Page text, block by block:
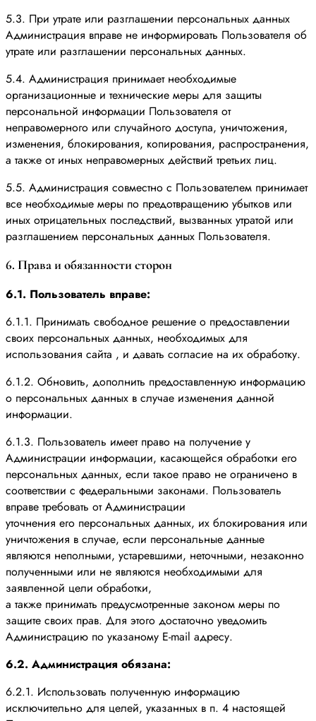
5.3. При утрате или разглашении персональных данных
Администрация вправе не информировать Пользователя об
утрате или разглашении персональных данных.
5.4. Администрация принимает необходимые
организационные и технические меры для защиты
персональной информации Пользователя от
неправомерного или случайного доступа, уничтожения,
изменения, блокирования, копирования, распространения,
а также от иных неправомерных действий третьих лиц.
5.5. Администрация совместно с Пользователем принимает
все необходимые меры по предотвращению убытков или
иных отрицательных последствий, вызванных утратой или
разглашением персональных данных Пользователя.
6. Права и обязанности сторон
6.1. Пользователь вправе:
6.1.1. Принимать свободное решение о предоставлении
своих персональных данных, необходимых для
использования сайта , и давать согласие на их обработку.
6.1.2. Обновить, дополнить предоставленную информацию
о персональных данных в случае изменения данной
информации.
6.1.3. Пользователь имеет право на получение у
Администрации информации, касающейся обработки его
персональных данных, если такое право не ограничено в
соответствии с федеральными законами. Пользователь
вправе требовать от Администрации
уточнения его персональных данных, их блокирования или
уничтожения в случае, если персональные данные
являются неполными, устаревшими, неточными, незаконно
полученными или не являются необходимыми для
заявленной цели обработки,
а также принимать предусмотренные законом меры по
защите своих прав. Для этого достаточно уведомить
Администрацию по указаному E-mail адресу.
6.2. Администрация обязана:
6.2.1. Использовать полученную информацию
исключительно для целей, указанных в п. 4 настоящей